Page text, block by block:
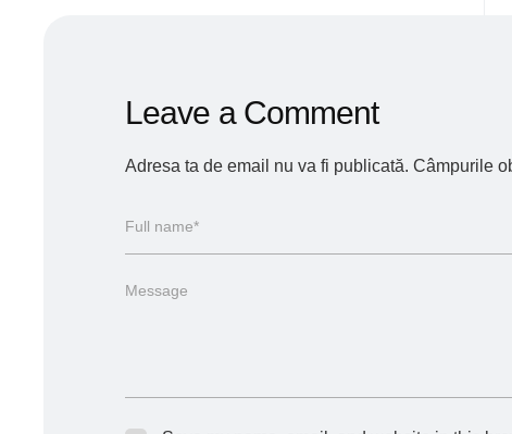
Leave a Comment
Adresa ta de email nu va fi publicată. Câmpurile